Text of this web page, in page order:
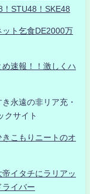
STU48！SKE48
ット乞食DE2000万
め速報！！激しくハ
永遠の非リア充・
クサイト
こもりニートのオ
イタチにラリアッ
ライバー